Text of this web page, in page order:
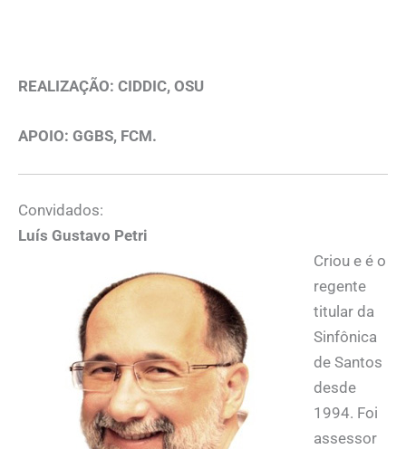
REALIZAÇÃO: CIDDIC, OSU
APOIO: GGBS, FCM.
Convidados:
Luís Gustavo Petri
Criou e é o
regente
titular da
Sinfônica
de Santos
desde
1994. Foi
assessor